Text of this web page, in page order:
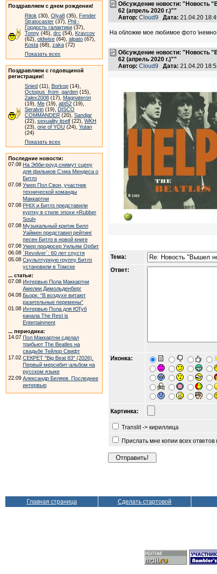
Поздравляем с днем рождения!
Ritok (30), Olya8 (35), Fender
Stratocaster (37), Phil -
Гордость галактики (37),
Tonny (45), drc (54), Kravcov
(62), oldwise (64), alpato (67),
Kosta (68), zaka (72)
Показать всех
Поздравляем с годовщиной
регистрации!
Snied (11), Borkop (14),
Octopus_from_garden (15),
2alex2008 (17), Magnateron
(19), Me (19), abt52 (19),
Seralvin (19), DISCO
COMMANDER (20), Sandjar
(22), sexuality itself (22), WKH
(23), one of YOU (24), Yutan
(24)
Показать всех
Последние новости:
07.08 На Эбби-роуд снимут сцену
для фильмов Сэма Мендеса о
Битлз
07.08 Умер Пол Свон, участник
технической команды
Маккартни
07.08 PHIX и Битлз представили
куртку в стиле эпохи «Rubber
Soul»
07.08 Музыкальный критик Билл
Уаймен представил рейтинг
песен Битлз в новой книге
07.08 Умер продюсер Уильям Орбит
06.08 `Revolver`: 60 лет спустя
05.08 Скульптурную группу Битлз
установили в Томске
... статьи:
07.08 Интервью Пола Маккартни
Амелии Димольденберг
04.08 Бьорк: “В воздухе витают
разительные перемены”
01.08 Интервью Пола для ЮТуб
канала The Rest is
Entertainment
... периодика:
14.07 Пол Маккартни сделал
трибьют The Beatles на
свадьбе Тейлор Свифт
17.02 СЕКРЕТ "Big Beat 83" (2026).
Первый мерсибит-альбом на
русском языке
22.09 Александр Беляев. Последнее
интервью
Обсуждение новости: "Новость
62 (апрель 2020 г.)""
Автор: Cloud9 Дата: 21.04.20
На обложке мое любимое фото
Обсуждение новости: "Новость
62 (апрель 2020 г.)""
Автор: Cloud9 Дата: 21.04.20
Тема:
Ответ:
Иконка:
Картинка:
Translit -> кириллица
Прислать мне копии всех
Главная страница Сделать стартовой